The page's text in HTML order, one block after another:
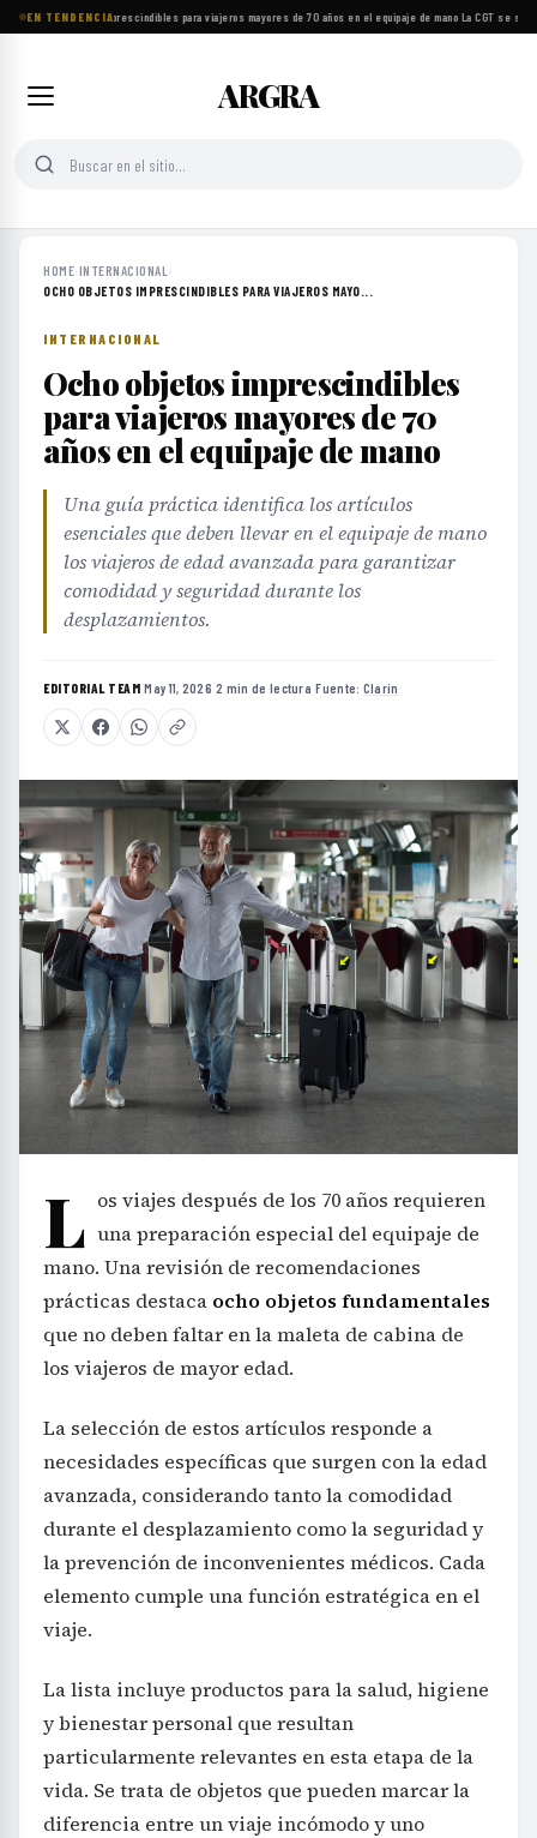
EN TENDENCIA
Ocho objetos imprescindibles para viajeros mayores de 70 años en el equipaje de mano·La CGT se
ARGRA
HOME›INTERNACIONAL ›
OCHO OBJETOS IMPRESCINDIBLES PARA VIAJEROS MAYO...
INTERNACIONAL
Ocho objetos imprescindibles
para viajeros mayores de 70
años en el equipaje de mano
Una guía práctica identifica los artículos
esenciales que deben llevar en el equipaje de mano
los viajeros de edad avanzada para garantizar
comodidad y seguridad durante los
desplazamientos.
EDITORIAL TEAM·May 11, 2026·2 min de lectura·Fuente: Clarin
L os viajes después de los 70 años requieren
una preparación especial del equipaje de
mano. Una revisión de recomendaciones
prácticas destaca ocho objetos fundamentales
que no deben faltar en la maleta de cabina de
los viajeros de mayor edad.
La selección de estos artículos responde a
necesidades específicas que surgen con la edad
avanzada, considerando tanto la comodidad
durante el desplazamiento como la seguridad y
la prevención de inconvenientes médicos. Cada
elemento cumple una función estratégica en el
viaje.
La lista incluye productos para la salud, higiene
y bienestar personal que resultan
particularmente relevantes en esta etapa de la
vida. Se trata de objetos que pueden marcar la
diferencia entre un viaje incómodo y uno